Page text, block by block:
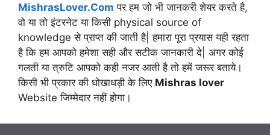
MishrasLover.Com पर हम जो भी जानकरी शेयर करते है,
वो या तो इंटरनेट या किसी physical source of
knowledge से प्राप्त की जाती है| हमारा पूरा प्रयास यही रहता
है कि हम आपको हमेशा सही और सटीक जानकारी दे| अगर कोई
गलती या त्रुटि आपको कही नजर आती है तो हमें जरूर बताये।
किसी भी प्रकार की धोखाधड़ी के लिए Mishras lover
Website जिम्मेदार नहीं होगा।